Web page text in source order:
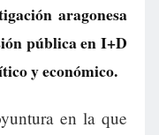
aragonesa
pública en I+D
y económico.
en la que